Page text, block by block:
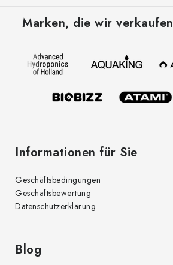
Marken, die wir verkaufen
Informationen für Sie
Geschäftsbedingungen
Geschäftsbewertung
Datenschutzerklärung
Blog